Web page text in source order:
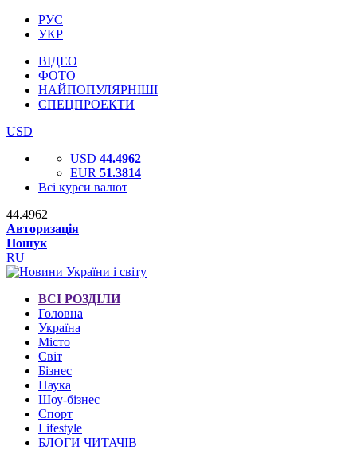
РУС
УКР
ВІДЕО
ФОТО
НАЙПОПУЛЯРНІШІ
СПЕЦПРОЕКТИ
USD
USD 44.4962
EUR 51.3814
Всі курси валют
44.4962
Авторизація
Пошук
RU
ВСІ РОЗДІЛИ
Головна
Україна
Місто
Світ
Бізнес
Наука
Шоу-бізнес
Спорт
Lifestyle
БЛОГИ ЧИТАЧІВ